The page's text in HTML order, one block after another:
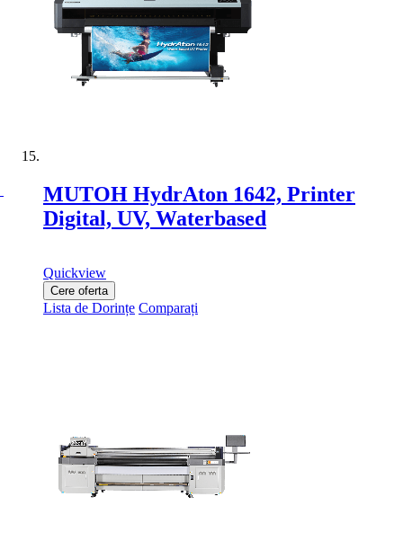
MUTOH HydrAton 1642, Printer
Digital, UV, Waterbased
Quickview
Cere oferta
Lista de Dorințe Comparați